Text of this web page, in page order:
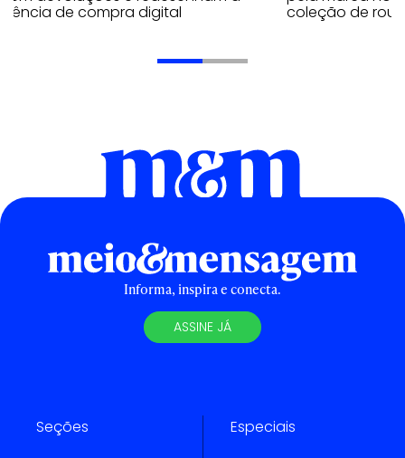
de compra digital coleção de
Informa, inspira e conecta.
ASSINE JÁ
Seções Especiais